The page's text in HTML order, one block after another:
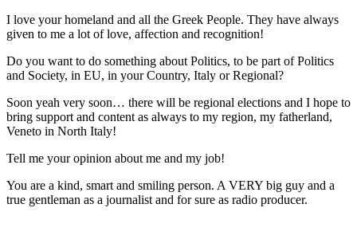
I love your homeland and all the Greek People. They have always
given to me a lot of love, affection and recognition!
Do you want to do something about Politics, to be part of Politics
and Society, in EU, in your Country, Italy or Regional?
Soon yeah very soon… there will be regional elections and I hope to
bring support and content as always to my region, my fatherland,
Veneto in North Italy!
Tell me your opinion about me and my job!
You are a kind, smart and smiling person. A VERY big guy and a
true gentleman as a journalist and for sure as radio producer.